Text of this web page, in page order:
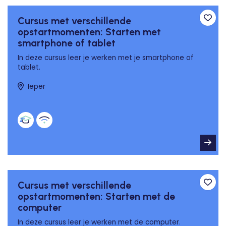
Cursus met verschillende
opstartmomenten: Starten met
smartphone of tablet
In deze cursus leer je werken met je smartphone of
tablet.
Ieper
Cursus met verschillende
opstartmomenten: Starten met de
computer
In deze cursus leer je werken met de computer.